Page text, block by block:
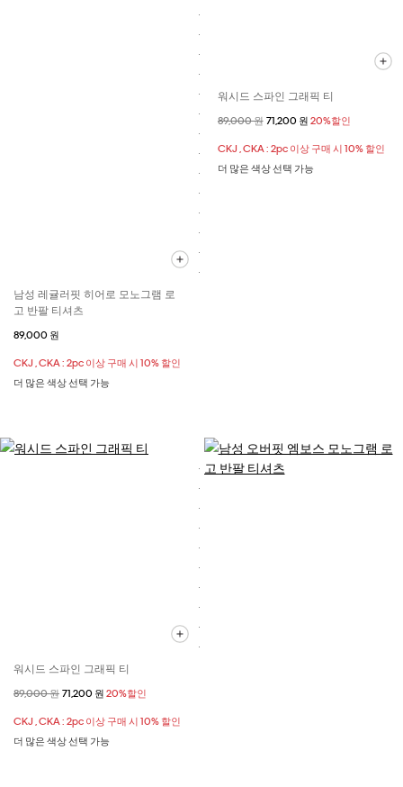
남성 레귤러핏 히어로 모노그램 로
고 반팔 티셔츠
89,000 원
CKJ , CKA : 2pc 이상 구매 시 10% 할인
더 많은 색상 선택 가능
워시드 스파인 그래픽 티
할인 전 가격
89,000 원할인된 가격
71,200 원 20%할인
CKJ , CKA : 2pc 이상 구매 시 10% 할인
더 많은 색상 선택 가능
워시드 스파인 그래픽 티
할인 전 가격
89,000 원 할인된 가격
71,200 원 20%할인
CKJ , CKA : 2pc 이상 구매 시 10% 할인
더 많은 색상 선택 가능